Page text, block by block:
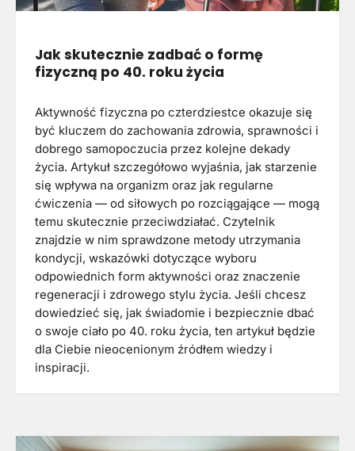
Jak skutecznie zadbać o formę
fizyczną po 40. roku życia
Aktywność fizyczna po czterdziestce okazuje się
być kluczem do zachowania zdrowia, sprawności i
dobrego samopoczucia przez kolejne dekady
życia. Artykuł szczegółowo wyjaśnia, jak starzenie
się wpływa na organizm oraz jak regularne
ćwiczenia — od siłowych po rozciągające — mogą
temu skutecznie przeciwdziałać. Czytelnik
znajdzie w nim sprawdzone metody utrzymania
kondycji, wskazówki dotyczące wyboru
odpowiednich form aktywności oraz znaczenie
regeneracji i zdrowego stylu życia. Jeśli chcesz
dowiedzieć się, jak świadomie i bezpiecznie dbać
o swoje ciało po 40. roku życia, ten artykuł będzie
dla Ciebie nieocenionym źródłem wiedzy i
inspiracji.